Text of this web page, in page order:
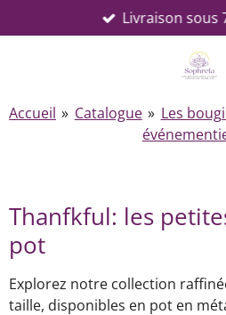
au
Livraison sous
Accueil » Catalogue » Les
Thanfkful: les
pot
Explorez notre collection
taille, disponibles en pot en